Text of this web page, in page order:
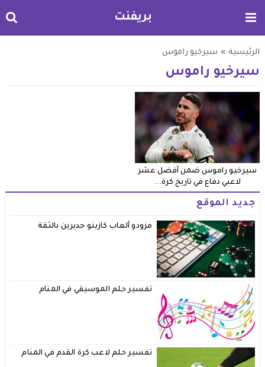
بريفنت
الرئيسية » سيرخيو راموس
سيرخيو راموس
سيرخيو راموس ضمن أفضل عشر
لاعبي دفاع في تاريخ كرة...
جديد الموقع
مزودو ألعاب كازينو جديرين بالثقة
تفسير حلم الموسيقي في المنام
تفسير حلم لاعب كرة القدم في المنام